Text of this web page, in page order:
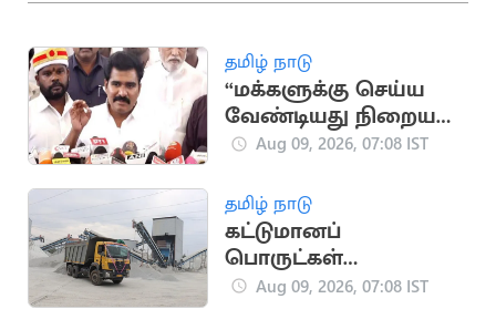
தமிழ் நாடு
“மக்களுக்கு செய்ய
வேண்டியது நிறைய
இருக்கு” - அமைச்சர்
Aug 09, 2026, 07:08 IST
தமிழ் நாடு
கட்டுமானப்
பொருட்கள்
விலைப்பட்டியல்
Aug 09, 2026, 07:08 IST